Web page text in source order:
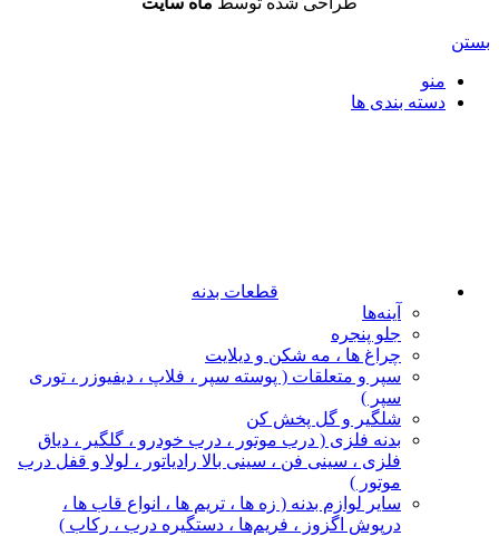
بستن
منو
دسته بندی ها
قطعات بدنه
آینه‌ها
جلو پنجره
چراغ‌ ها ، مه‌ شکن و دیلایت
سپر و متعلقات ( پوسته سپر ، فلاپ ، دیفیوزر ، توری
سپر )
شلگیر و گل‌ پخش‌ کن
بدنه فلزی ( درب موتور ، درب خودرو ، گلگیر ، دیاق
فلزی ، سینی فن ، سینی بالا رادیاتور ، لولا و قفل درب
موتور )
سایر لوازم بدنه ( زه ها ، تریم ها ، انواع قاب ها ،
درپوش اگزوز ، فریم‌ها ، دستگیره درب ، رکاب )